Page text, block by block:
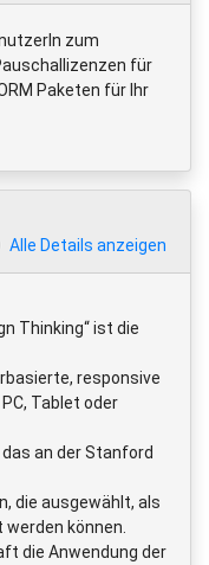
zum
für
Paketen für Ihr
Alle Details anzeigen
Thinking“ ist die
responsive
Tablet oder
an der Stanford
die ausgewählt, als
können.
die Anwendung der